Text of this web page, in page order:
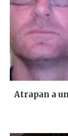
Atrapan a